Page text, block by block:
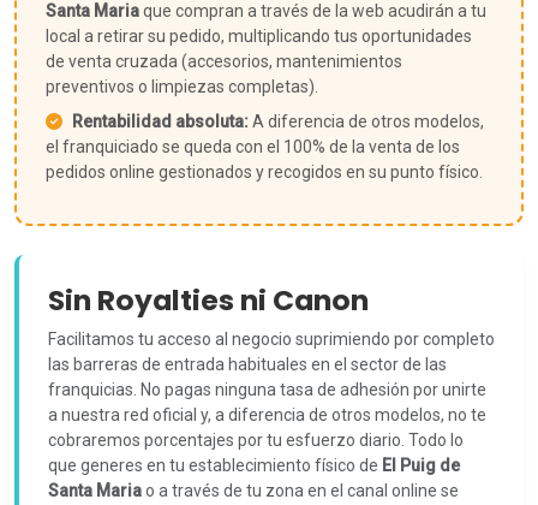
Santa Mariaque compran a través de la web acudirán a tu
local a retirar su pedido, multiplicando tus oportunidades
de venta cruzada (accesorios, mantenimientos
preventivos o limpiezas completas).
Rentabilidad absoluta:A diferencia de otros modelos,
el franquiciado se queda con el 100% de la venta de los
pedidos online gestionados y recogidos en su punto físico.
Sin Royalties ni Canon
Facilitamos tu acceso al negocio suprimiendo por completo
las barreras de entrada habituales en el sector de las
franquicias. No pagas ninguna tasa de adhesión por unirte
a nuestra red oficial y, a diferencia de otros modelos, no te
cobraremos porcentajes por tu esfuerzo diario. Todo lo
que generes en tu establecimiento físico de El Puig de
Santa Mariao a través de tu zona en el canal online se